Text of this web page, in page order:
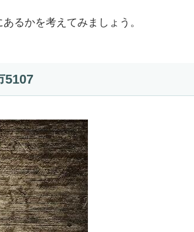
るかを考えてみましょう。
5107